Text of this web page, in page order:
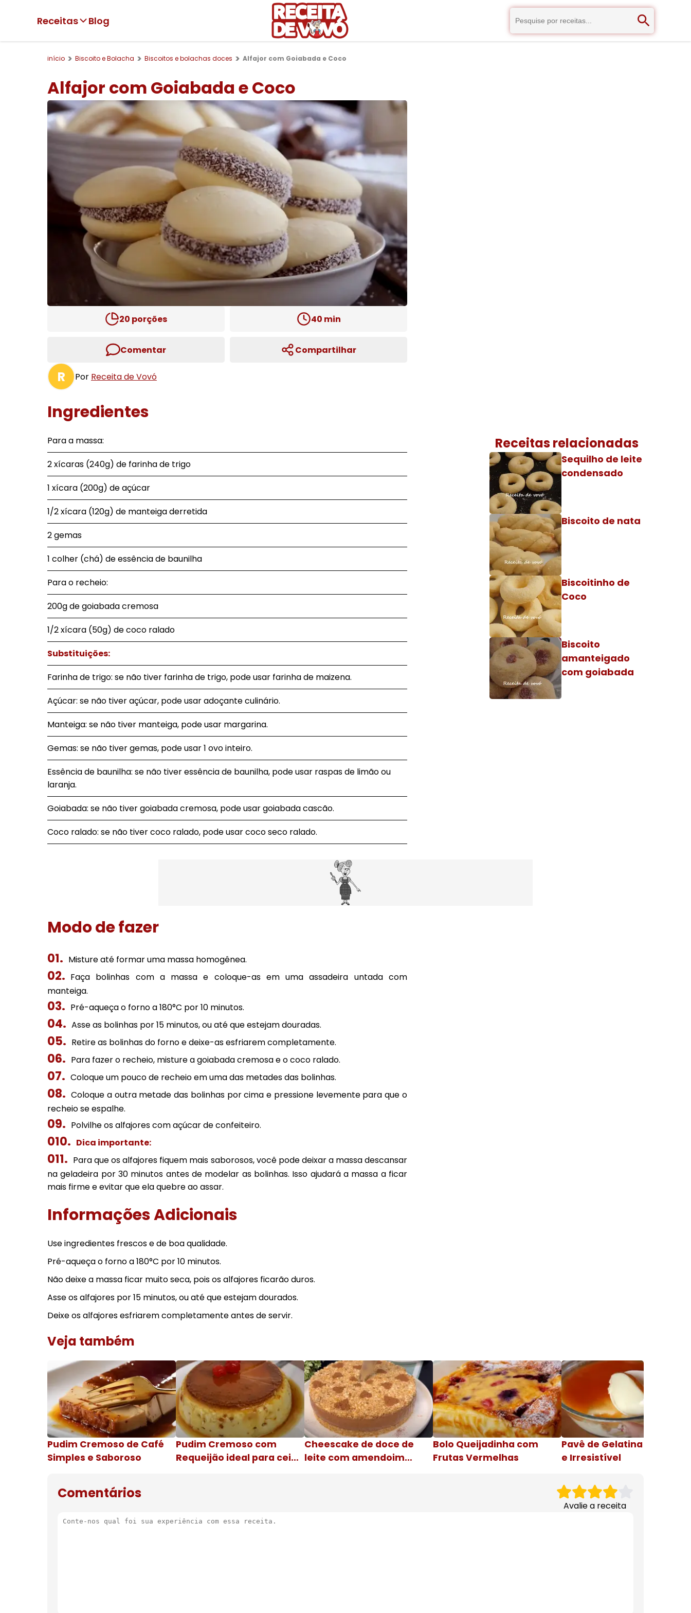
Receitas Blog
início Biscoito e Bolacha Biscoitos e bolachas doces Alfajor com Goiabada e Coco
Alfajor com Goiabada e Coco
20 porções 40 min
Comentar Compartilhar
R Por Receita de Vovó
Ingredientes
Para a massa:
2 xícaras (240g) de farinha de trigo
1 xícara (200g) de açúcar
1/2 xícara (120g) de manteiga derretida
2 gemas
1 colher (chá) de essência de baunilha
Para o recheio:
200g de goiabada cremosa
1/2 xícara (50g) de coco ralado
Substituições:
Farinha de trigo: se não tiver farinha de trigo, pode usar farinha de maizena.
Açúcar: se não tiver açúcar, pode usar adoçante culinário.
Manteiga: se não tiver manteiga, pode usar margarina.
Gemas: se não tiver gemas, pode usar 1 ovo inteiro.
Essência de baunilha: se não tiver essência de baunilha, pode usar raspas de limão ou
laranja.
Goiabada: se não tiver goiabada cremosa, pode usar goiabada cascão.
Coco ralado: se não tiver coco ralado, pode usar coco seco ralado.
Receitas relacionadas
Sequilho de leite
condensado
Biscoito de nata
Biscoitinho de
Coco
Biscoito
amanteigado
com goiabada
Modo de fazer
Misture até formar uma massa homogênea.
Faça bolinhas com a massa e coloque-as em uma assadeira untada com
manteiga.
Pré-aqueça o forno a 180°C por 10 minutos.
Asse as bolinhas por 15 minutos, ou até que estejam douradas.
Retire as bolinhas do forno e deixe-as esfriarem completamente.
Para fazer o recheio, misture a goiabada cremosa e o coco ralado.
Coloque um pouco de recheio em uma das metades das bolinhas.
Coloque a outra metade das bolinhas por cima e pressione levemente para que o
recheio se espalhe.
Polvilhe os alfajores com açúcar de confeiteiro.
Dica importante:
Para que os alfajores fiquem mais saborosos, você pode deixar a massa descansar
na geladeira por 30 minutos antes de modelar as bolinhas. Isso ajudará a massa a ficar
mais firme e evitar que ela quebre ao assar.
Informações Adicionais
Use ingredientes frescos e de boa qualidade.
Pré-aqueça o forno a 180°C por 10 minutos.
Não deixe a massa ficar muito seca, pois os alfajores ficarão duros.
Asse os alfajores por 15 minutos, ou até que estejam dourados.
Deixe os alfajores esfriarem completamente antes de servir.
Veja também
Pudim Cremoso de Café
Simples e Saboroso
Pudim Cremoso com
Requeijão ideal para ceia
Cheescake de doce de
leite com amendoim
Bolo Queijadinha com
Frutas Vermelhas
Pavê de Gelatina Cremosa
e Irresistível
Comentários
Avalie a receita